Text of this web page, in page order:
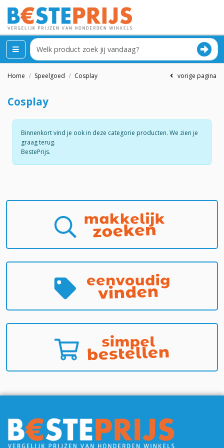
Home Speelgoed Cosplay vorige pagina
Cosplay
Binnenkort vind je ook in deze categorie producten. We zien je
graag terug.
BestePrijs.